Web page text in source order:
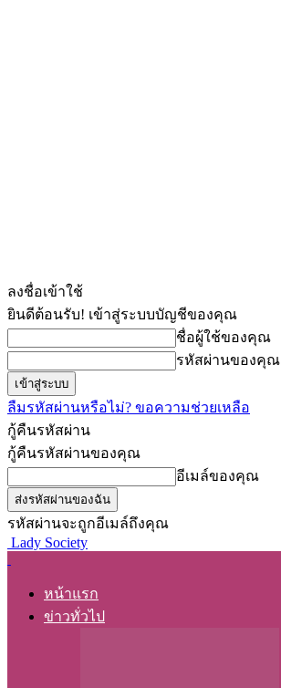
ลงชื่อเข้าใช้
ยินดีต้อนรับ! เข้าสู่ระบบบัญชีของคุณ
ชื่อผู้ใช้ของคุณ
รหัสผ่านของคุณ
ลืมรหัสผ่านหรือไม่? ขอความช่วยเหลือ
กู้คืนรหัสผ่าน
กู้คืนรหัสผ่านของคุณ
อีเมล์ของคุณ
รหัสผ่านจะถูกอีเมล์ถึงคุณ
Lady Society
หน้าแรก
ข่าวทั่วไป